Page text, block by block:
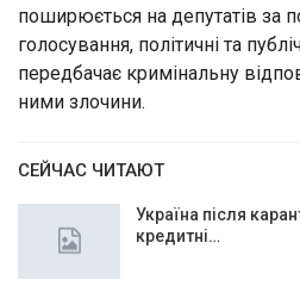
поширюється на депутатів за
голосування, політичні та
передбачає кримінальну
ними злочини.
СЕЙЧАС ЧИТАЮТ
Україна після
кредитні…